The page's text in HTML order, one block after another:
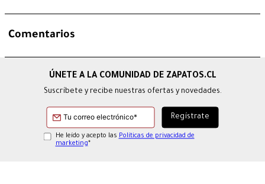
Comentarios
Suscríbete y recibe nuestras ofertas y novedades.
He leído y acepto las Políticas de privacidad de
marketing*